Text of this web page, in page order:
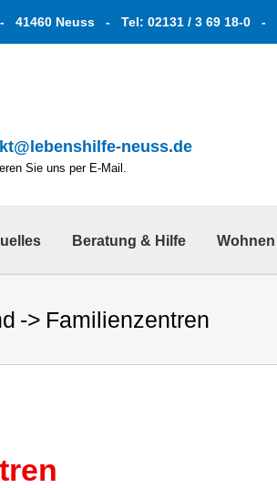
41460 Neuss - Tel: 02131 / 3 69 18-0 -
neuss.de
Sie uns per E-Mail.
Beratung & Hilfe Wohnen
Familienzentren